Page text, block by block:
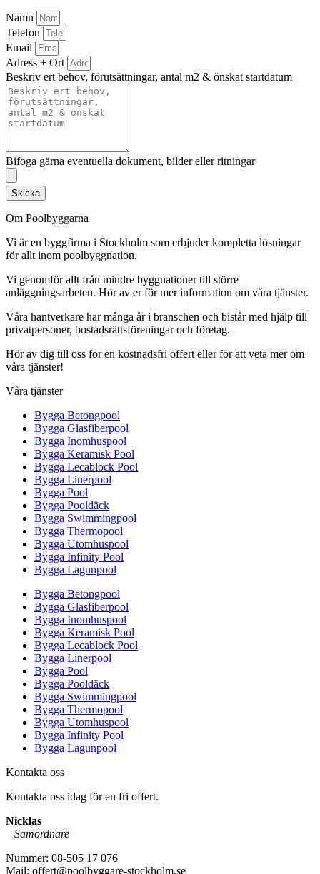
Namn
Telefon
Email
Adress + Ort
Beskriv ert behov, förutsättningar, antal m2 & önskat startdatum
Bifoga gärna eventuella dokument, bilder eller ritningar
Skicka
Om Poolbyggarna
Vi är en byggfirma i Stockholm som erbjuder kompletta lösningar
för allt inom poolbyggnation.
Vi genomför allt från mindre byggnationer till större
anläggningsarbeten. Hör av er för mer information om våra tjänster.
Våra hantverkare har många år i branschen och bistår med hjälp till
privatpersoner, bostadsrättsföreningar och företag.
Hör av dig till oss för en kostnadsfri offert eller för att veta mer om
våra tjänster!
Våra tjänster
Bygga Betongpool
Bygga Glasfiberpool
Bygga Inomhuspool
Bygga Keramisk Pool
Bygga Lecablock Pool
Bygga Linerpool
Bygga Pool
Bygga Pooldäck
Bygga Swimmingpool
Bygga Thermopool
Bygga Utomhuspool
Bygga Infinity Pool
Bygga Lagunpool
Bygga Betongpool
Bygga Glasfiberpool
Bygga Inomhuspool
Bygga Keramisk Pool
Bygga Lecablock Pool
Bygga Linerpool
Bygga Pool
Bygga Pooldäck
Bygga Swimmingpool
Bygga Thermopool
Bygga Utomhuspool
Bygga Infinity Pool
Bygga Lagunpool
Kontakta oss
Kontakta oss idag för en fri offert.
Nicklas
– Samordnare
Nummer: 08-505 17 076
Mail: offert@poolbyggare-stockholm.se